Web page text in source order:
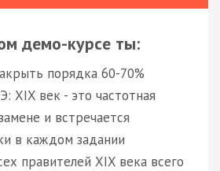
демо-курсе ты:
порядка 60-70%
XIX век - это частотная
и встречается
в каждом задании
правителей XIX века всего